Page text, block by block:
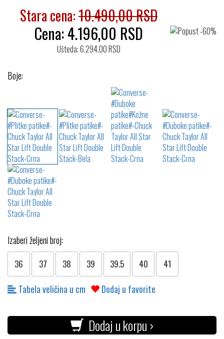
Stara cena:10.490,00 RSD
Cena:4.196,00 RSD
Ušteda: 6.294,00 RSD
Boje:
Izaberi željeni broj:
36 37 38 39 39.5 40 41
Tabela veličina u cm Dodaj u favorite
Dodaj u korpu ›